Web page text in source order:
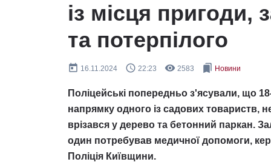
із місця
та потерпілого
today 16.11.2024 query_builder 22:23 remove_red_eye 2583 bookmarks Новини
Поліцейські попередньо з'ясували, що
напрямку одного із садових товариств,
врізався у дерево та бетонний паркан.
один потребував медичної допомоги,
Поліція Київщини.